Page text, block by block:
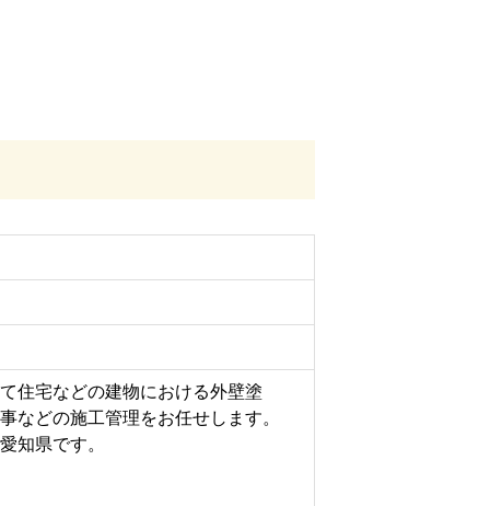
住宅などの建物における外壁塗
などの施工管理をお任せします。
知県です。